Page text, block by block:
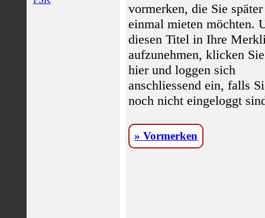
vormerken, die Sie später
einmal mieten möchten.
diesen Titel in Ihre
aufzunehmen, klicken Sie
hier und loggen sich
anschliessend ein, falls
noch nicht eingeloggt
» Vormerken